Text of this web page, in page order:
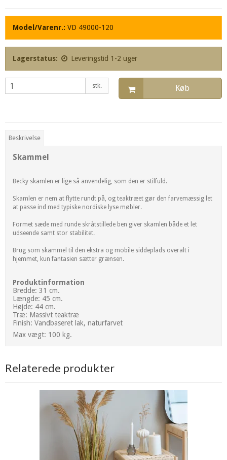
Model/Varenr.: VD 49000-120
Lagerstatus: Leveringstid 1-2 uger
stk. Køb
Beskrivelse
Skammel
Becky skamlen er lige så anvendelig, som den er stilfuld.
Skamlen er nem at flytte rundt på, og teaktræet gør den farvemæssig let
at passe ind med typiske nordiske lyse møbler.
Formet sæde med runde skråtstillede ben giver skamlen både et let
udseende samt stor stabilitet.
Brug som skammel til den ekstra og mobile siddeplads overalt i
hjemmet, kun fantasien sætter grænsen.
Produktinformation
Bredde: 31 cm.
Længde: 45 cm.
Højde: 44 cm.
Træ: Massivt teaktræ
Finish: Vandbaseret lak, naturfarvet
Max vægt: 100 kg.
Relaterede produkter